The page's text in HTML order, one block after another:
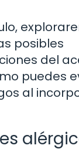
posibles
del
puedes
al